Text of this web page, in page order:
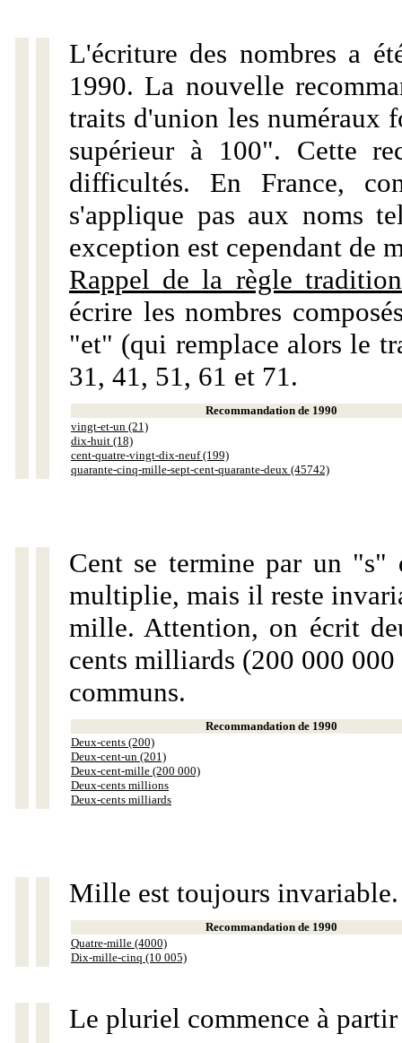
L'écriture des nombres a
1990. La nouvelle
traits d'union les numéraux
supérieur à 100". Cette
difficultés. En France,
s'applique pas aux noms
exception est cependant de
Rappel de la règle
écrire les nombres
"et" (qui remplace alors le
31, 41, 51, 61 et 71.
Recommandation de 1990
vingt-et-un (21)
dix-huit (18)
cent-quatre-vingt-dix-neuf (199)
quarante-cinq-mille-sept-cent-quarante-deux (45742)
Cent se termine par un "s"
multiplie, mais il reste
mille. Attention, on écrit
cents milliards (200 000
communs.
Recommandation de 1990
Deux-cents (200)
Deux-cent-un (201)
Deux-cent-mille (200 000)
Deux-cents millions
Deux-cents milliards
Mille est toujours invariable.
Recommandation de 1990
Quatre-mille (4000)
Dix-mille-cinq (10 005)
Le pluriel commence à